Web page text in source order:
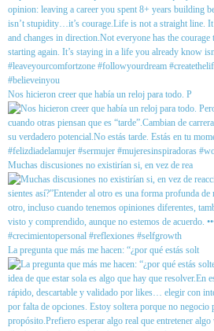
Nos hicieron creer que había un reloj para todo. P
Muchas discusiones no existirían si, en vez de rea
La pregunta que más me hacen: “¿por qué estás solt